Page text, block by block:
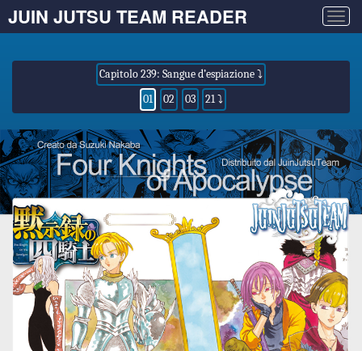
JUIN JUTSU TEAM READER
Capitolo 239: Sangue d’espiazione ⤵
01
02 03 21 ⤵